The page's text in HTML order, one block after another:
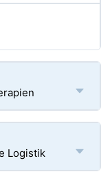
Logistik